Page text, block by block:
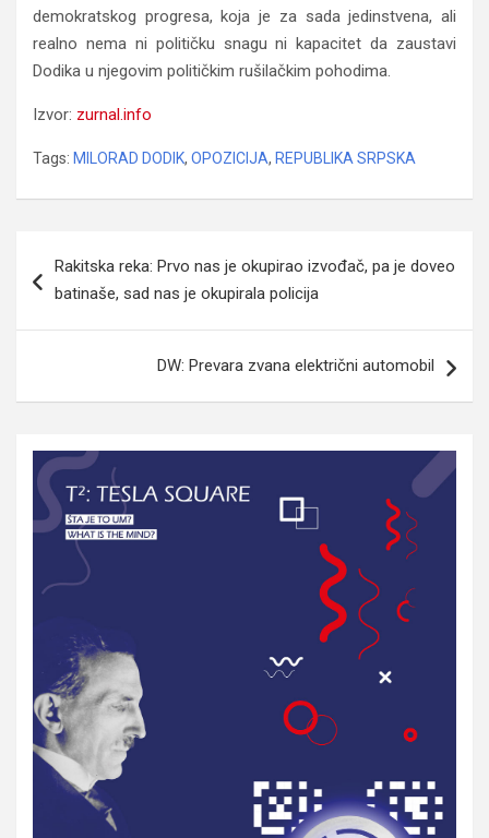
demokratskog progresa, koja je za sada jedinstvena, ali
realno nema ni političku snagu ni kapacitet da zaustavi
Dodika u njegovim političkim rušilačkim pohodima.
Izvor: zurnal.info
Tags: MILORAD DODIK, OPOZICIJA, REPUBLIKA SRPSKA
članaka
Rakitska reka: Prvo nas je okupirao izvođač, pa je doveo
batinaše, sad nas je okupirala policija
DW: Prevara zvana električni automobil